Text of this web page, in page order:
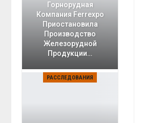
Горнорудная
Компания Ferrexpo
Приостановила
Производство
Железорудной
Продукции…
РАССЛЕДОВАНИЯ